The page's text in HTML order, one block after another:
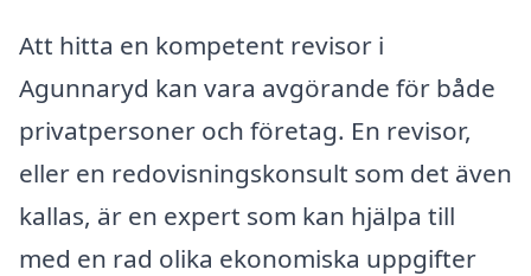
Att hitta en kompetent revisor i
Agunnaryd kan vara avgörande för både
privatpersoner och företag. En revisor,
eller en redovisningskonsult som det även
kallas, är en expert som kan hjälpa till
med en rad olika ekonomiska uppgifter